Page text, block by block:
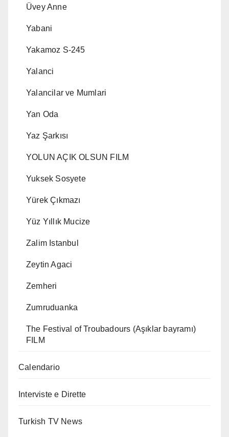
Üvey Anne
Yabani
Yakamoz S-245
Yalanci
Yalancilar ve Mumlari
Yan Oda
Yaz Şarkısı
YOLUN AÇIK OLSUN FILM
Yuksek Sosyete
Yürek Çıkmazı
Yüz Yıllık Mucize
Zalim Istanbul
Zeytin Agaci
Zemheri
Zumruduanka
The Festival of Troubadours (Aşıklar bayramı)
FILM
Calendario
Interviste e Dirette
Turkish TV News